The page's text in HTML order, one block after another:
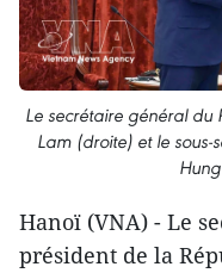
Le secrétaire général du
Lam (droite) et le sous-
Hanoï (VNA) - Le
président de la